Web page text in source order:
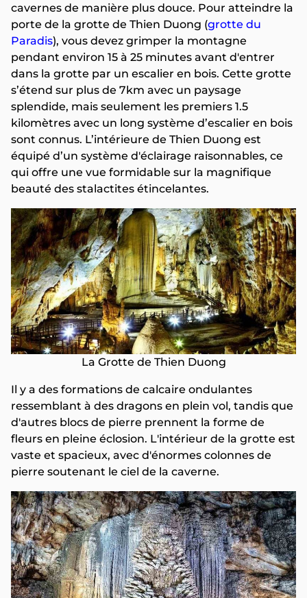
cavernes de manière plus douce. Pour atteindre la
porte de la grotte de Thien Duong (grotte du
Paradis), vous devez grimper la montagne
pendant environ 15 à 25 minutes avant d'entrer
dans la grotte par un escalier en bois. Cette grotte
s’étend sur plus de 7km avec un paysage
splendide, mais seulement les premiers 1.5
kilomètres avec un long système d’escalier en bois
sont connus. L’intérieure de Thien Duong est
équipé d’un système d'éclairage raisonnables, ce
qui offre une vue formidable sur la magnifique
beauté des stalactites étincelantes.
La Grotte de Thien Duong
Il y a des formations de calcaire ondulantes
ressemblant à des dragons en plein vol, tandis que
d'autres blocs de pierre prennent la forme de
fleurs en pleine éclosion. L'intérieur de la grotte est
vaste et spacieux, avec d'énormes colonnes de
pierre soutenant le ciel de la caverne.